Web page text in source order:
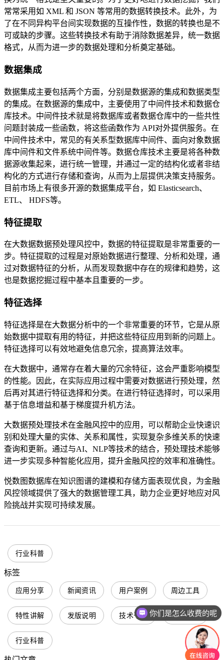
常常采用如 XML 和 JSON 等常用的数据转换技术。此外，为
了在不同异构平台间实现数据的互操作性，数据的转换也是不
可或缺的步骤。这些转换技术有助于消除数据差异，统一数据
格式，从而为进一步的数据处理和分析奠定基础。
数据集成
数据集成主要包括两个方面，分别是数据源的集成和数据类型
的集成。在数据源的集成中，主要使用了中间件技术和数据仓
库技术。中间件技术就是将数据库或者数据仓库中的一些共性
问题封装成一些函数，将这些函数作为 API对外提供服务。在
中间件技术中，常见的有关系型数据库中间件、面向对象数据
库中间件和文件系统中间件等。数据仓库技术主要是将各种数
据源收集起来，进行统一管理，并通过一定的结构化或者非结
构化的方式进行存储和查询，从而为上层提供决策支持服务。
目前市场上有很多开源的数据集成平台，如 Elasticsearch、
ETL、 HDFS等。
特征提取
在大数据数据预处理风控中，数据的特征提取是非常重要的一
步。特征提取的过程是对原始数据进行整理、分析和处理，通
过对数据特征的分析，从而发现数据中存在的规律和趋势，这
也是数据挖掘过程中基本且重要的一步。
特征选择
特征选择是在大数据分析中的一个非常重要的环节，它是从原
始数据中提取有用的特征，并把这些特征应用到新的问题上。
特征选择可以有效地避免信息冗余，提高算法效率。
在大数据中，通常存在着大量的冗余特征，这会严重影响模型
的性能。因此，在实际应用过程中需要对数据进行预处理，然
后再对其进行特征选择和分类。在进行特征选择时，可以采用
基于信息增益和基于梯度提升机方法。
大数据预处理技术在金融风控中的应用，可以帮助企业快速识
别和处理大量的实体、关系和属性，实现复杂多维关系的快速
查询和更新。通过与AI、NLP等技术的结合，预处理技术能够
进一步实现多种智能化应用，提升金融风控的效率和准确性。
悦数图数据库在知识图谱的建模和存储方面表现优良，为金融
风控领域提供了强大的数据管理工具，助力企业更好地应对风
险挑战并实现可持续发展。
行业科普
标签
应用分享 新闻资讯 用户案例 周边工具
特性讲解 发版说明 技术干货 行业实践
行业科普
你们是怎么收费的呢